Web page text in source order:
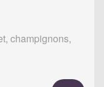
champignons,